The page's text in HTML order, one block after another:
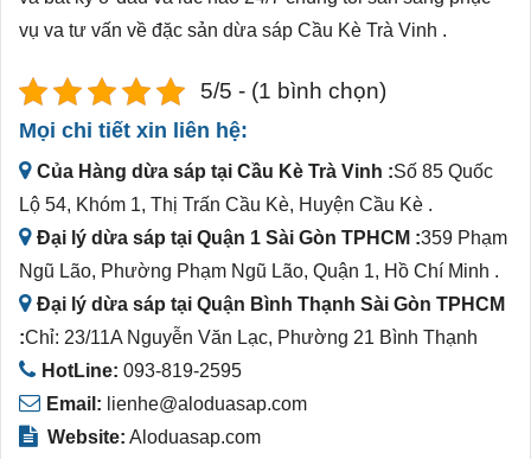
vụ va tư vấn về đặc sản dừa sáp Cầu Kè Trà Vinh .
5/5 - (1 bình chọn)
Mọi chi tiết xin liên hệ:
Của Hàng dừa sáp tại Cầu Kè Trà Vinh :Số 85 Quốc
Lộ 54, Khóm 1, Thị Trấn Cầu Kè, Huyện Cầu Kè .
Đại lý dừa sáp tại Quận 1 Sài Gòn TPHCM :359 Phạm
Ngũ Lão, Phường Phạm Ngũ Lão, Quận 1, Hồ Chí Minh .
Đại lý dừa sáp tại Quận Bình Thạnh Sài Gòn TPHCM
:Chỉ: 23/11A Nguyễn Văn Lạc, Phường 21 Bình Thạnh
HotLine: 093-819-2595
Email: lienhe@aloduasap.com
Website: Aloduasap.com